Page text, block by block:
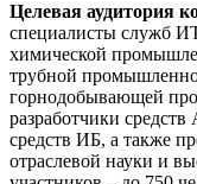
Целевая аудитория
специалисты служб
химической
трубной
горнодобывающей
разработчики
средств ИБ, а также
отраслевой науки и